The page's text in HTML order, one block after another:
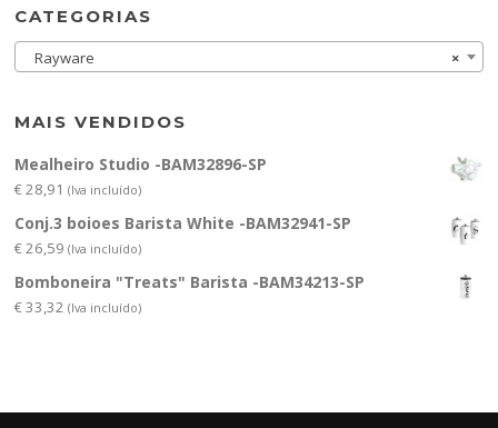
CATEGORIAS
×
Rayware
MAIS VENDIDOS
Mealheiro Studio -BAM32896-SP
€28,91 (Iva incluído)
Conj.3 boioes Barista White -BAM32941-SP
€26,59 (Iva incluído)
Bomboneira "Treats" Barista -BAM34213-SP
€33,32 (Iva incluído)